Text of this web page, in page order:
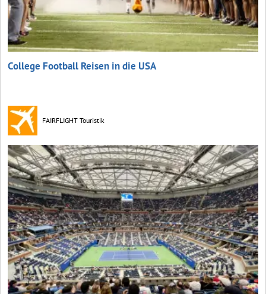
College Football Reisen in die USA
FAIRFLIGHT Touristik